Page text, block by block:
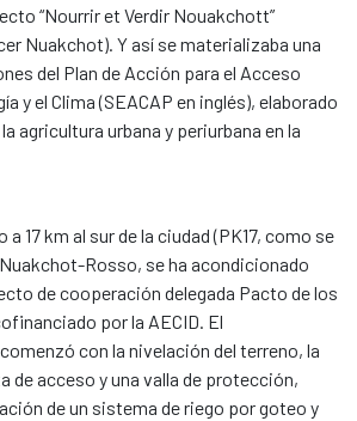
“Nourrir et Verdir Nouakchott”
Nuakchot). Y así se materializaba una
del Plan de Acción para el Acceso
y el Clima (SEACAP en inglés), elaborado
agricultura urbana y periurbana en la
17 km al sur de la ciudad (PK17, como se
Nuakchot-Rosso, se ha acondicionado
de cooperación delegada Pacto de los
por la AECID. El
con la nivelación del terreno, la
de acceso y una valla de protección,
de un sistema de riego por goteo y